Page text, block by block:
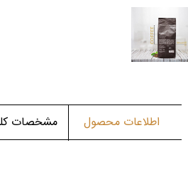
اطلاعات محصول مشخصات